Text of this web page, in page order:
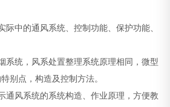
际中的通风系统、控制功能、保护功能、
系统，风系处置整理系统原理相同，微型
别点，构造及控制方法。
通风系统的系统构造、作业原理，方便教